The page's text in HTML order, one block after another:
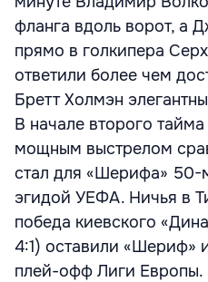
фланга вдоль ворот, а
прямо в голкипера
ответили более чем
Бретт Холмэн
В начале второго
мощным выстрелом
стал для «Шерифа» 50-
эгидой УЕФА. Ничья в
победа киевского
4:1) оставили «Шериф»
плей-офф Лиги Европы.